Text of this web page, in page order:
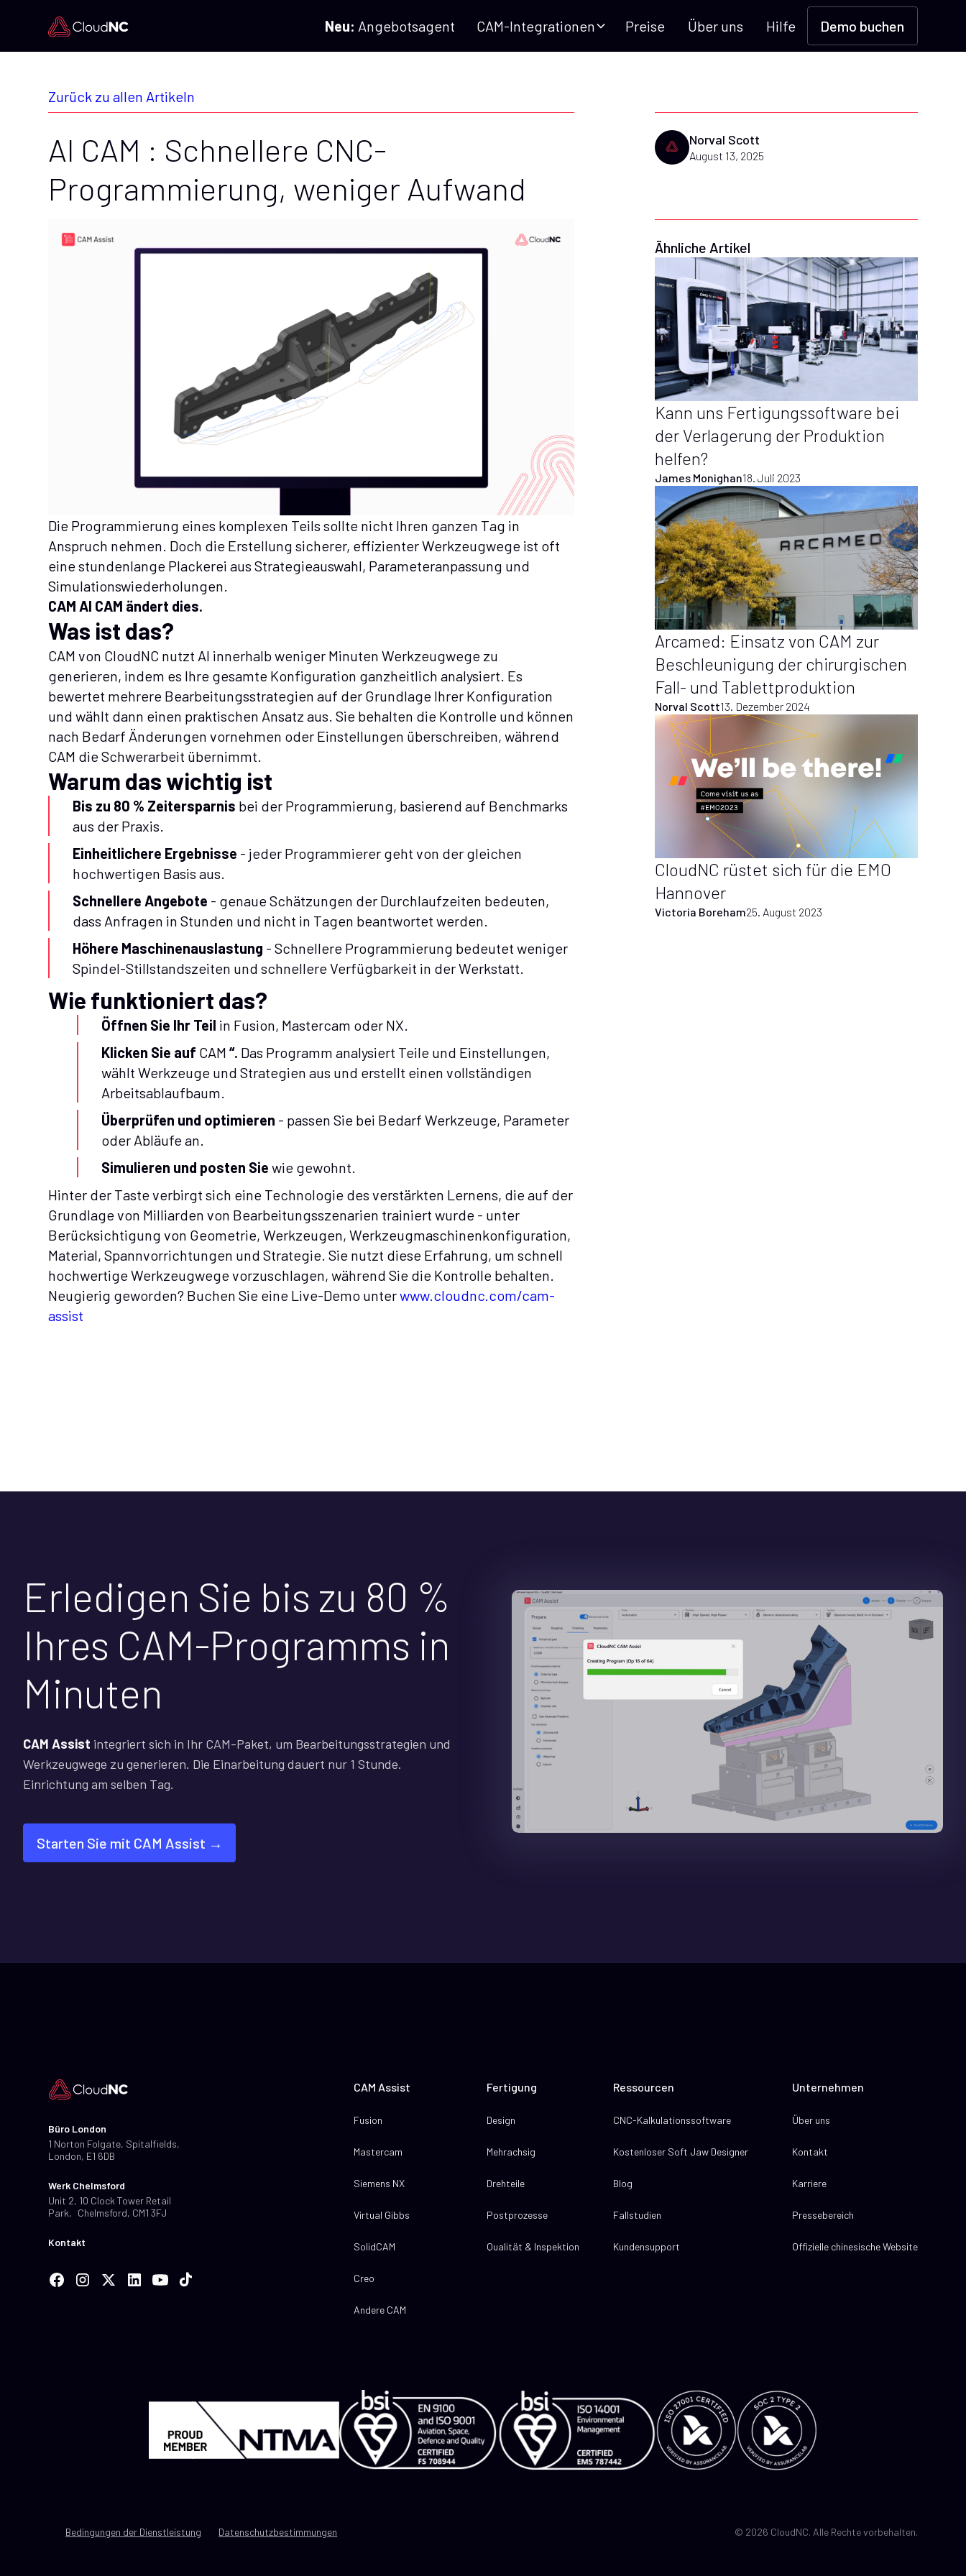
Neu: Angebotsagent CAM-Integrationen Preise Über uns Hilfe Demo buchen
Zurück zu allen Artikeln
AI CAM : Schnellere CNC-
Programmierung, weniger Aufwand
Norval Scott
August 13, 2025
Die Programmierung eines komplexen Teils sollte nicht Ihren ganzen Tag in
Anspruch nehmen. Doch die Erstellung sicherer, effizienter Werkzeugwege ist oft
eine stundenlange Plackerei aus Strategieauswahl, Parameteranpassung und
Simulationswiederholungen.
CAM AI CAM ändert dies.
Was ist das?
CAM von CloudNC nutzt AI innerhalb weniger Minuten Werkzeugwege zu
generieren, indem es Ihre gesamte Konfiguration ganzheitlich analysiert. Es
bewertet mehrere Bearbeitungsstrategien auf der Grundlage Ihrer Konfiguration
und wählt dann einen praktischen Ansatz aus. Sie behalten die Kontrolle und können
nach Bedarf Änderungen vornehmen oder Einstellungen überschreiben, während
CAM die Schwerarbeit übernimmt.
Warum das wichtig ist
Bis zu 80 % Zeitersparnis bei der Programmierung, basierend auf Benchmarks
aus der Praxis.
Einheitlichere Ergebnisse - jeder Programmierer geht von der gleichen
hochwertigen Basis aus.
Schnellere Angebote - genaue Schätzungen der Durchlaufzeiten bedeuten,
dass Anfragen in Stunden und nicht in Tagen beantwortet werden.
Höhere Maschinenauslastung - Schnellere Programmierung bedeutet weniger
Spindel-Stillstandszeiten und schnellere Verfügbarkeit in der Werkstatt.
Wie funktioniert das?
Öffnen Sie Ihr Teil in Fusion, Mastercam oder NX.
Klicken Sie auf CAM“. Das Programm analysiert Teile und Einstellungen,
wählt Werkzeuge und Strategien aus und erstellt einen vollständigen
Arbeitsablaufbaum.
Überprüfen und optimieren - passen Sie bei Bedarf Werkzeuge, Parameter
oder Abläufe an.
Simulieren und posten Sie wie gewohnt.
Hinter der Taste verbirgt sich eine Technologie des verstärkten Lernens, die auf der
Grundlage von Milliarden von Bearbeitungsszenarien trainiert wurde - unter
Berücksichtigung von Geometrie, Werkzeugen, Werkzeugmaschinenkonfiguration,
Material, Spannvorrichtungen und Strategie. Sie nutzt diese Erfahrung, um schnell
hochwertige Werkzeugwege vorzuschlagen, während Sie die Kontrolle behalten.
Neugierig geworden? Buchen Sie eine Live-Demo unterwww.cloudnc.com/cam-
assist
Ähnliche Artikel
Kann uns Fertigungssoftware bei
der Verlagerung der Produktion
helfen?
James Monighan18. Juli 2023
Arcamed: Einsatz von CAM zur
Beschleunigung der chirurgischen
Fall- und Tablettproduktion
Norval Scott13. Dezember 2024
CloudNC rüstet sich für die EMO
Hannover
Victoria Boreham25. August 2023
Erledigen Sie bis zu 80 %
Ihres CAM-Programms in
Minuten
CAM Assist integriert sich in Ihr CAM-Paket, um Bearbeitungsstrategien und
Werkzeugwege zu generieren. Die Einarbeitung dauert nur 1 Stunde.
Einrichtung am selben Tag.
Starten Sie mit CAM Assist →
Büro London
1 Norton Folgate, Spitalfields,
London, E1 6DB
Werk Chelmsford
Unit 2, 10 Clock Tower Retail
Park, Chelmsford, CM1 3FJ
Kontakt
CAM Assist
Fusion
Mastercam
Siemens NX
Virtual Gibbs
SolidCAM
Creo
Andere CAM
Fertigung
Design
Mehrachsig
Drehteile
Postprozesse
Qualität & Inspektion
Ressourcen
CNC-Kalkulationssoftware
Kostenloser Soft Jaw Designer
Blog
Fallstudien
Kundensupport
Unternehmen
Über uns
Kontakt
Karriere
Pressebereich
Offizielle chinesische Website
Bedingungen der Dienstleistung Datenschutzbestimmungen © 2026 CloudNC. Alle Rechte vorbehalten.